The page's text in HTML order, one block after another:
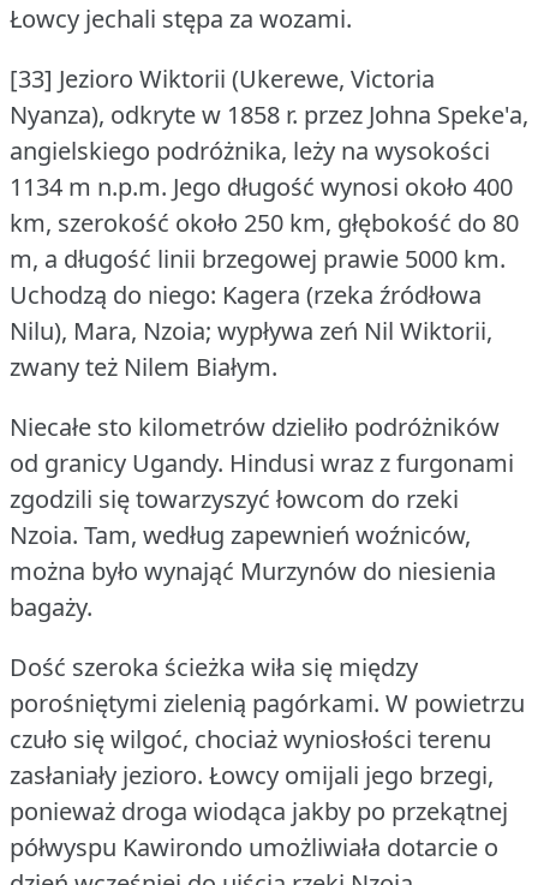
Łowcy jechali stępa za wozami.
[33] Jezioro Wiktorii (Ukerewe, Victoria
Nyanza), odkryte w 1858 r. przez Johna Speke'a,
angielskiego podróżnika, leży na wysokości
1134 m n.p.m. Jego długość wynosi około 400
km, szerokość około 250 km, głębokość do 80
m, a długość linii brzegowej prawie 5000 km.
Uchodzą do niego: Kagera (rzeka źródłowa
Nilu), Mara, Nzoia; wypływa zeń Nil Wiktorii,
zwany też Nilem Białym.
Niecałe sto kilometrów dzieliło podróżników
od granicy Ugandy. Hindusi wraz z furgonami
zgodzili się towarzyszyć łowcom do rzeki
Nzoia. Tam, według zapewnień woźniców,
można było wynająć Murzynów do niesienia
bagaży.
Dość szeroka ścieżka wiła się między
porośniętymi zielenią pagórkami. W powietrzu
czuło się wilgoć, chociaż wyniosłości terenu
zasłaniały jezioro. Łowcy omijali jego brzegi,
ponieważ droga wiodąca jakby po przekątnej
półwyspu Kawirondo umożliwiała dotarcie o